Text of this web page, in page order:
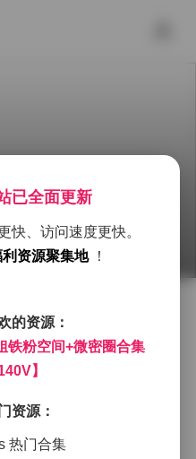
遇 微密圈
真创作的爱好者，今天
喜欢的作品——抖音壮壮
了467张高清图片和140
质来看，都值得细细品
已全面更新
快、访问速度更快。
利资源聚集地 ！
的资源：
铁粉空间+微密圈合集
】
资源：
热门合集